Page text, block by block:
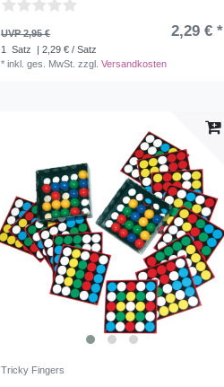
UVP 2,95 € 2,29 € *
1 Satz
| 2,29 € / Satz
*inkl. ges. MwSt. zzgl.Versandkosten
Tricky Fingers